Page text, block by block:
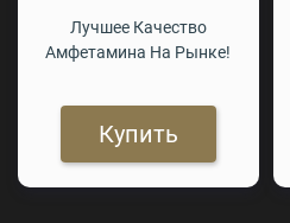
Лучшее Качество
Амфетамина На Рынке!
Купить